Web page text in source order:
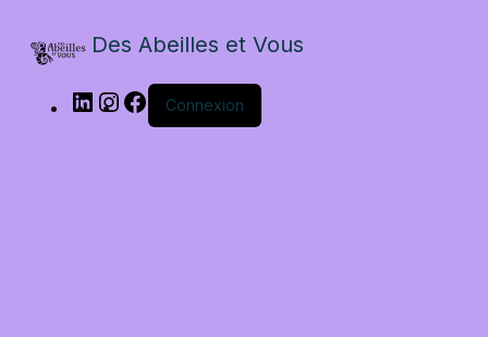
Des Abeilles et Vous
Connexion